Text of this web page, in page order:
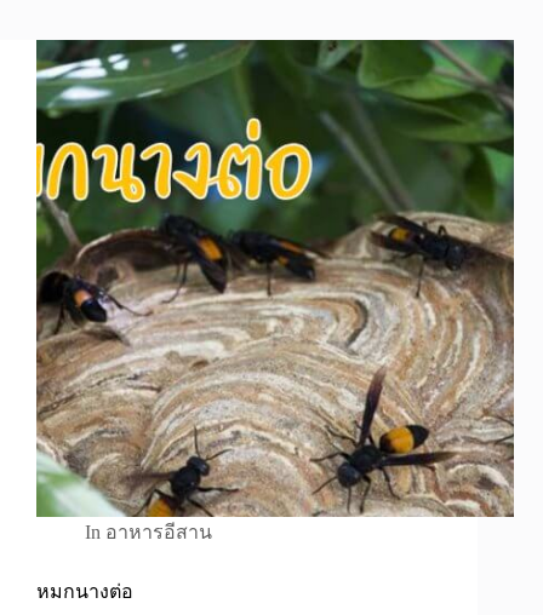
In อาหารอีสาน
หมกนางต่อ